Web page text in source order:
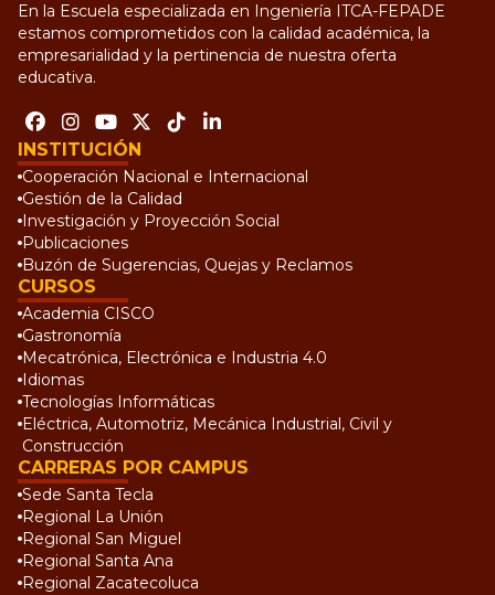
En la Escuela especializada en Ingeniería ITCA-FEPADE
estamos comprometidos con la calidad académica, la
empresarialidad y la pertinencia de nuestra oferta
educativa.
INSTITUCIÓN
Cooperación Nacional e Internacional
Gestión de la Calidad
Investigación y Proyección Social
Publicaciones
Buzón de Sugerencias, Quejas y Reclamos
CURSOS
Academia CISCO
Gastronomía
Mecatrónica, Electrónica e Industria 4.0
Idiomas
Tecnologías Informáticas
Eléctrica, Automotriz, Mecánica Industrial, Civil y
Construcción
CARRERAS POR CAMPUS
Sede Santa Tecla
Regional La Unión
Regional San Miguel
Regional Santa Ana
Regional Zacatecoluca